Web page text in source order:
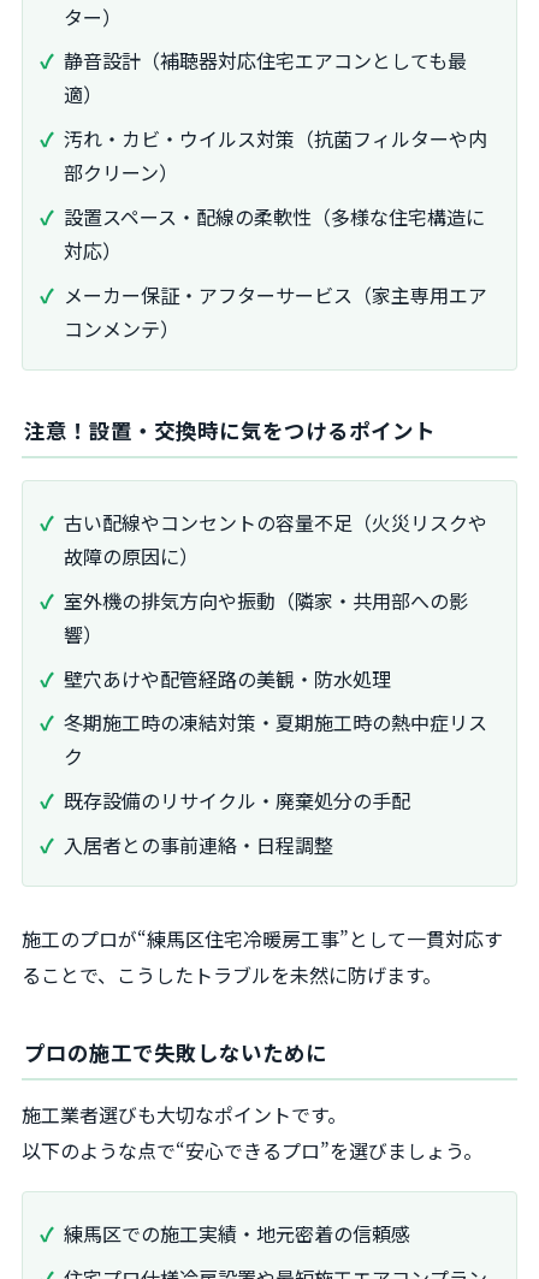
ター）
静音設計（補聴器対応住宅エアコンとしても最
適）
汚れ・カビ・ウイルス対策（抗菌フィルターや内
部クリーン）
設置スペース・配線の柔軟性（多様な住宅構造に
対応）
メーカー保証・アフターサービス（家主専用エア
コンメンテ）
注意！設置・交換時に気をつけるポイント
古い配線やコンセントの容量不足（火災リスクや
故障の原因に）
室外機の排気方向や振動（隣家・共用部への影
響）
壁穴あけや配管経路の美観・防水処理
冬期施工時の凍結対策・夏期施工時の熱中症リス
ク
既存設備のリサイクル・廃棄処分の手配
入居者との事前連絡・日程調整
施工のプロが“練馬区住宅冷暖房工事”として一貫対応す
ることで、こうしたトラブルを未然に防げます。
プロの施工で失敗しないために
施工業者選びも大切なポイントです。
以下のような点で“安心できるプロ”を選びましょう。
練馬区での施工実績・地元密着の信頼感